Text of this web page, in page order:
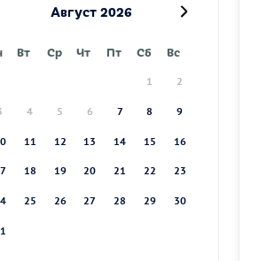
Август 2026
Вт Ср Чт Пт Сб Вс
1 2
4 5 6 7 8 9
11 12 13 14 15 16
18 19 20 21 22 23
25 26 27 28 29 30